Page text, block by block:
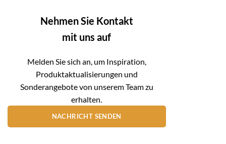
Nehmen Sie Kontakt
mit uns auf
Melden Sie sich an, um Inspiration,
Produktaktualisierungen und
Sonderangebote von unserem Team zu
erhalten.
NACHRICHT SENDEN